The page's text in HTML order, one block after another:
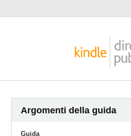
Argomenti della guida
Guida